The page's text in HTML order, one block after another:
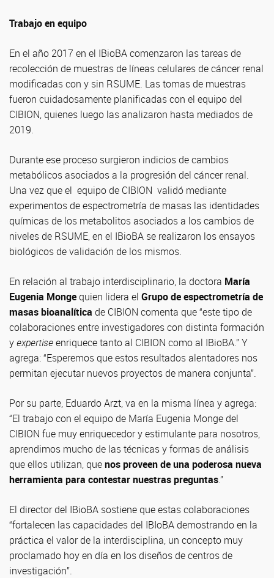
Trabajo en equipo
En el año 2017 en el IBioBA comenzaron las tareas de
recolección de muestras de líneas celulares de cáncer renal
modificadas con y sin RSUME. Las tomas de muestras
fueron cuidadosamente planificadas con el equipo del
CIBION, quienes luego las analizaron hasta mediados de
2019.
Durante ese proceso surgieron indicios de cambios
metabólicos asociados a la progresión del cáncer renal.
Una vez que el equipo de CIBION validó mediante
experimentos de espectrometría de masas las identidades
químicas de los metabolitos asociados a los cambios de
niveles de RSUME, en el IBioBA se realizaron los ensayos
biológicos de validación de los mismos.
En relación al trabajo interdisciplinario, la doctora María
Eugenia Mongequien lidera el Grupo de espectrometría de
masas bioanalítica de CIBION comenta que “este tipo de
colaboraciones entre investigadores con distinta formación
yexpertiseenriquece tanto al CIBION como al IBioBA.” Y
agrega: “Esperemos que estos resultados alentadores nos
permitan ejecutar nuevos proyectos de manera conjunta”.
Por su parte, Eduardo Arzt, va en la misma línea y agrega:
“El trabajo con el equipo de María Eugenia Monge del
CIBION fue muy enriquecedor y estimulante para nosotros,
aprendimos mucho de las técnicas y formas de análisis
que ellos utilizan, quenos proveen de una poderosa nueva
herramienta para contestar nuestras preguntas.”
El director del IBioBA sostiene que estas colaboraciones
“fortalecen las capacidades del IBIoBA demostrando en la
práctica el valor de la interdisciplina, un concepto muy
proclamado hoy en día en los diseños de centros de
investigación”.